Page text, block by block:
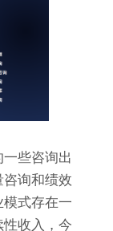
些咨询出
询和绩效
式存在一
收入，今